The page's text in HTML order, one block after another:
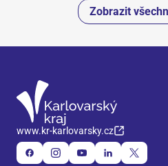
Zobrazit
www.kr-karlovarsky.cz